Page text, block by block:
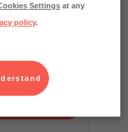
Settings at any
policy.